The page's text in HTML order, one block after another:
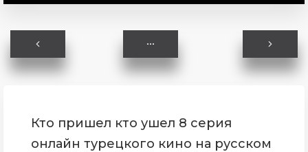
Кто пришел кто ушел 8 серия
онлайн турецкого кино на русском